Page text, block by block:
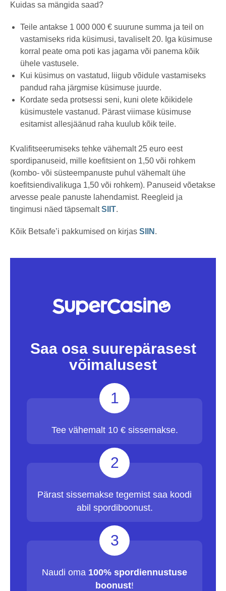
Kuidas sa mängida saad?
Teile antakse 1 000 000 € suurune summa ja teil on
vastamiseks rida küsimusi, tavaliselt 20. Iga küsimuse
korral peate oma poti kas jagama või panema kõik
ühele vastusele.
Kui küsimus on vastatud, liigub võidule vastamiseks
pandud raha järgmise küsimuse juurde.
Kordate seda protsessi seni, kuni olete kõikidele
küsimustele vastanud. Pärast viimase küsimuse
esitamist allesjäänud raha kuulub kõik teile.
Kvalifitseerumiseks tehke vähemalt 25 euro eest
spordipanuseid, mille koefitsient on 1,50 või rohkem
(kombo- või süsteempanuste puhul vähemalt ühe
koefitsiendivalikuga 1,50 või rohkem). Panuseid võetakse
arvesse peale panuste lahendamist. Reegleid ja
tingimusi näed täpsemaltSIIT.
Kõik Betsafe’i pakkumised on kirjas SIIN .
Saa osa suurepärasest
võimalusest
1
Tee vähemalt 10 € sissemakse.
2
Pärast sissemakse tegemist saa koodi
abil spordiboonust.
3
Naudi oma 100% spordiennustuse
boonust!